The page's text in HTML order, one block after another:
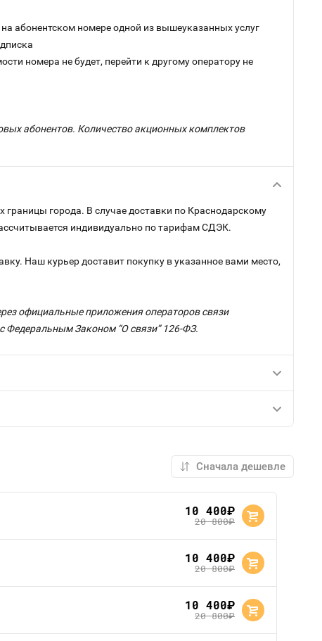
абонентском номере одной из вышеуказанных услуг
номера не будет, перейти к другому оператору не
абонентов. Количество акционных комплектов
границы города. В случае доставки по Краснодарскому
индивидуально по тарифам СДЭК.
Наш курьер доставит покупку в указанное вами место,
официальные приложения операторов связи
Федеральным Законом “О связи” 126-ФЗ.
10 400руб.
20 800руб.
10 400руб.
20 800руб.
10 400руб.
20 800руб.